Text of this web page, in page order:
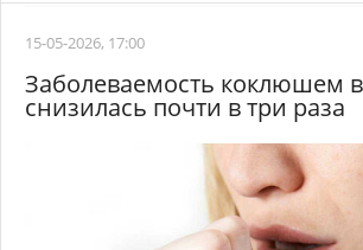
15-05-2026, 17:00
Заболеваемость коклюшем в
снизилась почти в три раза